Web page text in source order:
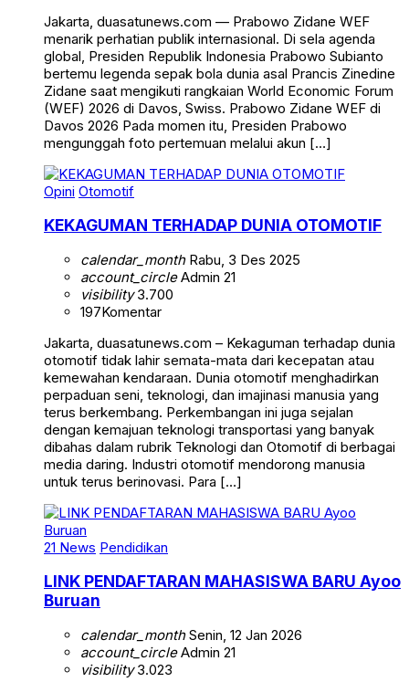
Jakarta, duasatunews.com — Prabowo Zidane WEF
menarik perhatian publik internasional. Di sela agenda
global, Presiden Republik Indonesia Prabowo Subianto
bertemu legenda sepak bola dunia asal Prancis Zinedine
Zidane saat mengikuti rangkaian World Economic Forum
(WEF) 2026 di Davos, Swiss. Prabowo Zidane WEF di
Davos 2026 Pada momen itu, Presiden Prabowo
mengunggah foto pertemuan melalui akun […]
Opini Otomotif
KEKAGUMAN TERHADAP DUNIA OTOMOTIF
calendar_monthRabu, 3 Des 2025
account_circleAdmin 21
visibility3.700
197Komentar
Jakarta, duasatunews.com – Kekaguman terhadap dunia
otomotif tidak lahir semata-mata dari kecepatan atau
kemewahan kendaraan. Dunia otomotif menghadirkan
perpaduan seni, teknologi, dan imajinasi manusia yang
terus berkembang. Perkembangan ini juga sejalan
dengan kemajuan teknologi transportasi yang banyak
dibahas dalam rubrik Teknologi dan Otomotif di berbagai
media daring. Industri otomotif mendorong manusia
untuk terus berinovasi. Para […]
21 News Pendidikan
LINK PENDAFTARAN MAHASISWA BARU Ayoo
Buruan
calendar_monthSenin, 12 Jan 2026
account_circleAdmin 21
visibility3.023